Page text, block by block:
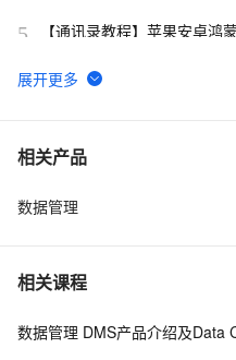
5
【通讯录教程】苹果安卓鸿
搞定几万个号码的导入手机电
6 Notebook支持归档查询、多
7 Linux 安装 mysql  | 创建
8 自建MySQL数据库免费上云
9
库事件看 Agent 时代的数据
10【零基础友好】Linux 初学
相关产品
数据管理
相关课程